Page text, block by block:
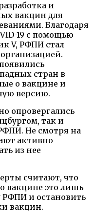
и
вакцин для
Благодаря
19 с помощью
V, РФПИ стал
стран в
о вакцине и
версию.
опровергались
так и
Не смотря на
активно
из нее
считают, что
вакцине это лишь
и остановить
вакцин.